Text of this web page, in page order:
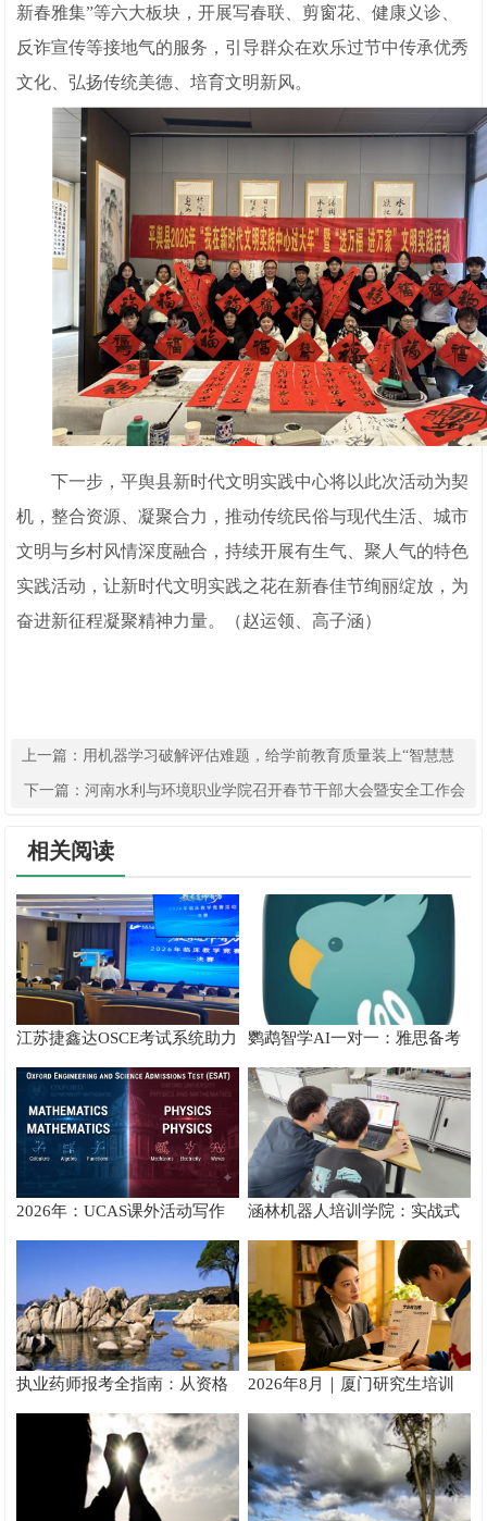
新春雅集”等六大板块，开展写春联、剪窗花、健康义诊、
反诈宣传等接地气的服务，引导群众在欢乐过节中传承优秀
文化、弘扬传统美德、培育文明新风。
下一步，平舆县新时代文明实践中心将以此次活动为契
机，整合资源、凝聚合力，推动传统民俗与现代生活、城市
文明与乡村风情深度融合，持续开展有生气、聚人气的特色
实践活动，让新时代文明实践之花在新春佳节绚丽绽放，为
奋进新征程凝聚精神力量。（赵运领、高子涵）
上一篇： 用机器学习破解评估难题，给学前教育质量装上“智慧慧
眼”
下一篇： 河南水利与环境职业学院召开春节干部大会暨安全工作会
相关阅读
江苏捷鑫达OSCE考试系统助力
溧阳人民医院临床教学竞赛举
鹦鹉智学AI一对一：雅思备考
真实提分测评
2026年：UCAS课外活动写作
攻略
涵林机器人培训学院：实战式
教学如何炼成
执业药师报考全指南：从资格
核验到备考落地完整手册
2026年8月｜厦门研究生培训
推荐